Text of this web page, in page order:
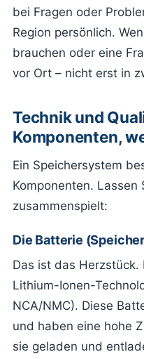
bei Fragen oder
Region persönlich.
brauchen oder eine
vor Ort – nicht erst in
Technik und
Komponenten,
Ein Speichersystem
Komponenten. Lassen
zusammenspielt:
Die Batterie
Das ist das
Lithium-Ionen-
NCA/NMC). Diese
und haben eine hohe
sie geladen und